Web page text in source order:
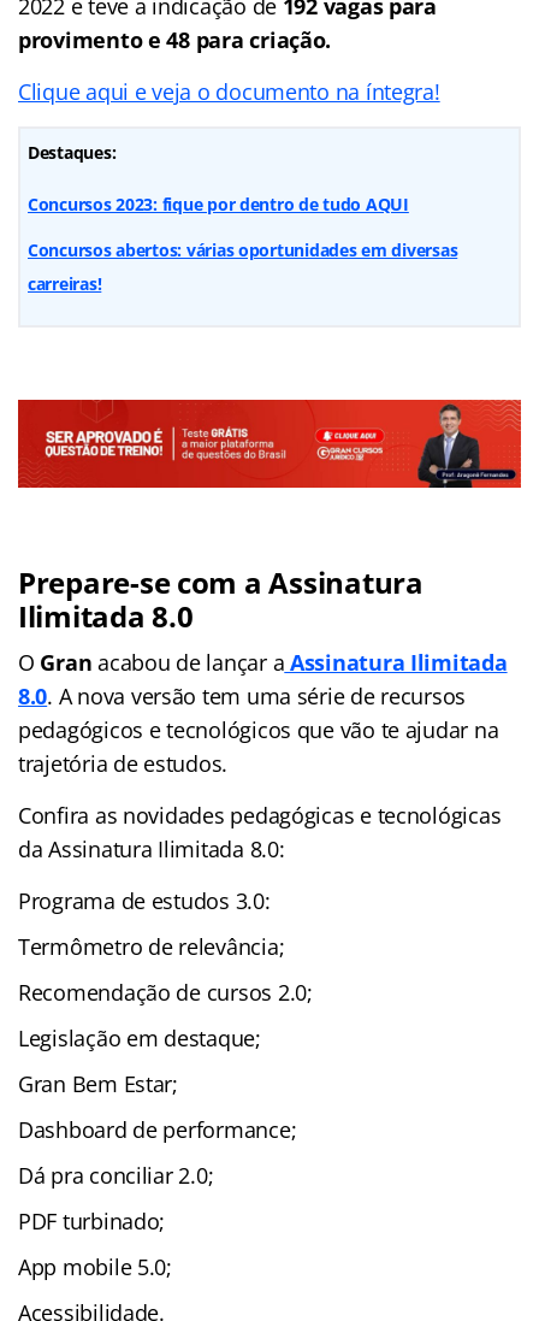
2022 e teve a indicação de192 vagas para
provimento e 48 para criação.
Clique aqui e veja o documento na íntegra!
Destaques:
Concursos 2023: fique por dentro de tudo AQUI
Concursos abertos: várias oportunidades em diversas
carreiras!
Prepare-se com a Assinatura
Ilimitada 8.0
O Gran acabou de lançar a Assinatura Ilimitada
8.0. A nova versão tem uma série de recursos
pedagógicos e tecnológicos que vão te ajudar na
trajetória de estudos.
Confira as novidades pedagógicas e tecnológicas
da Assinatura Ilimitada 8.0:
Programa de estudos 3.0:
Termômetro de relevância;
Recomendação de cursos 2.0;
Legislação em destaque;
Gran Bem Estar;
Dashboard de performance;
Dá pra conciliar 2.0;
PDF turbinado;
App mobile 5.0;
Acessibilidade.